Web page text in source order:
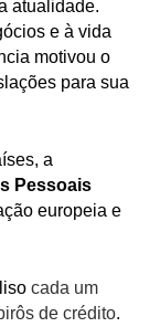
atualidade.
e à vida
motivou o
para sua
a
Pessoais
europeia e
cada um
de crédito.